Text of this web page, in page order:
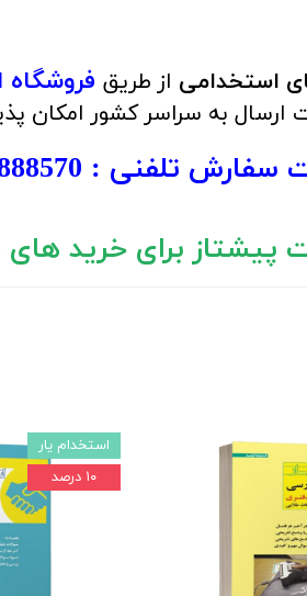
استخدامی از طریق فروشگاه
ارسال به سراسر کشور امکان
سفارش تلفنی :
برای خرید های بالای 5 میلیون
استخدام یار
۱۰ درصد